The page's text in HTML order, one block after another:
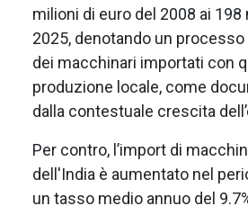
milioni di euro del 2008 ai 198
2025, denotando un
dei macchinari importati con
produzione locale, come
dalla contestuale crescita
Per contro, l’import di
dell'India è aumentato nel
un tasso medio annuo del